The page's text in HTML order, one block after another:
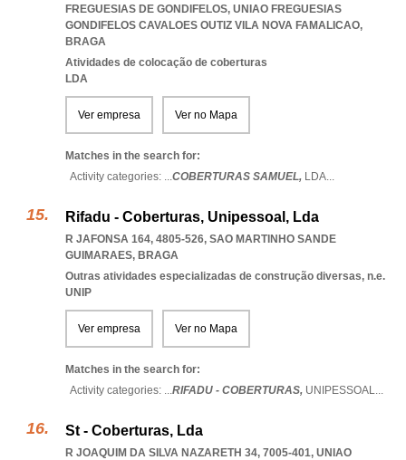
FREGUESIAS DE GONDIFELOS, UNIAO FREGUESIAS
GONDIFELOS CAVALOES OUTIZ VILA NOVA FAMALICAO,
BRAGA
Atividades de colocação de coberturas
LDA
Ver empresa Ver no Mapa
Matches in the search for:
Activity categories: ...COBERTURAS SAMUEL, LDA...
Rifadu - Coberturas, Unipessoal, Lda
R JAFONSA 164, 4805-526, SAO MARTINHO SANDE
GUIMARAES, BRAGA
Outras atividades especializadas de construção diversas, n.e.
UNIP
Ver empresa Ver no Mapa
Matches in the search for:
Activity categories: ...RIFADU - COBERTURAS, UNIPESSOAL...
St - Coberturas, Lda
R JOAQUIM DA SILVA NAZARETH 34, 7005-401, UNIAO